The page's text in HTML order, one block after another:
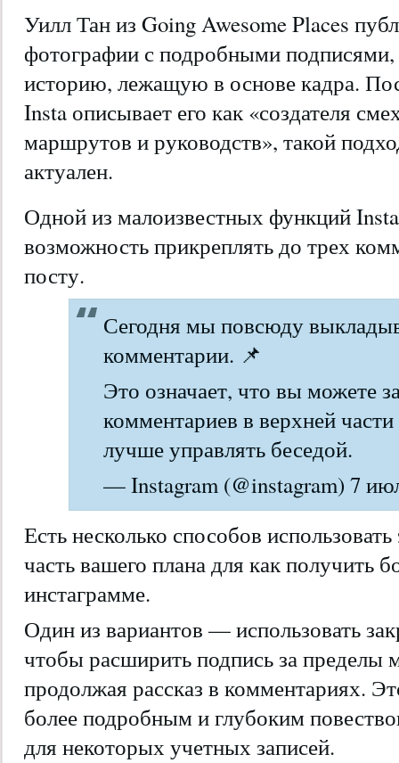
Уилл Тан из Going Awesome Places
фотографии с подробными
историю, лежащую в основе кадра.
Insta описывает его как «создателя
маршрутов и руководств», такой
актуален.
Одной из малоизвестных функций
возможность прикреплять до трех
посту.
Сегодня мы повсюду
комментарии. 📌
Это означает, что вы можете
комментариев в верхней
лучше управлять беседой.
— Instagram (@instagram) 7
Есть несколько способов
часть вашего плана для как получить
инстаграмме.
Один из вариантов — использовать
чтобы расширить подпись за пределы
продолжая рассказ в комментариях.
более подробным и глубоким
для некоторых учетных записей.